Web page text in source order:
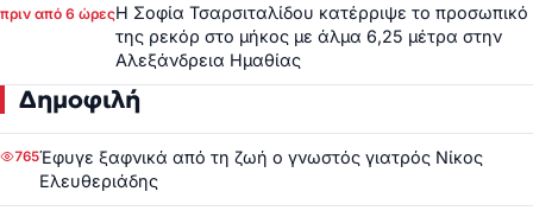
πριν από 6 ώρεςΗ Σοφία Τσαρσιταλίδου κατέρριψε το προσωπικό
της ρεκόρ στο μήκος με άλμα 6,25 μέτρα στην
Αλεξάνδρεια Ημαθίας
Δημοφιλή
765Έφυγε ξαφνικά από τη ζωή ο γνωστός γιατρός Νίκος
Ελευθεριάδης